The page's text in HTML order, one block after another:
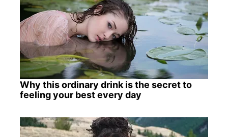
Why this ordinary drink is the secret to
feeling your best every day